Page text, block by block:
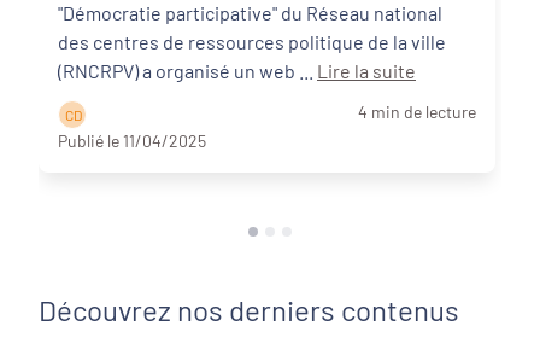
"Démocratie participative" du Réseau national
des centres de ressources politique de la ville
Lire la suite
C D
4 min de lecture
Publié le 11/04/2025
Découvrez nos derniers contenus